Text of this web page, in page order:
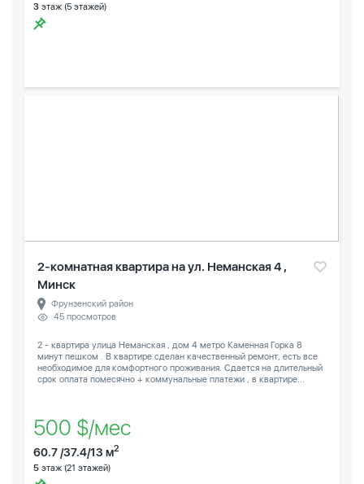
3 этаж (5 этажей)
2-комнатная квартира на ул. Неманская 4 ,
Минск
Фрунзенский район
45 просмотров
2 - квартира улица Неманская , дом 4 метро Каменная Горка 8
минут пешком . В квартире сделан качественный ремонт, есть все
необходимое для комфортного проживания. Сдается на длительный
срок оплата помесячно + коммунальные платежи , в квартире...
500 $/мес
60.7 /37.4/13 м2
5 этаж (21 этажей)